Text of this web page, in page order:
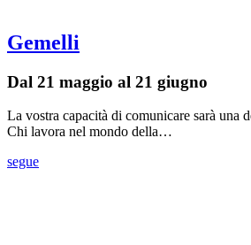
Gemelli
Dal 21 maggio al 21 giugno
La vostra capacità di comunicare sarà una
Chi lavora nel mondo della…
segue